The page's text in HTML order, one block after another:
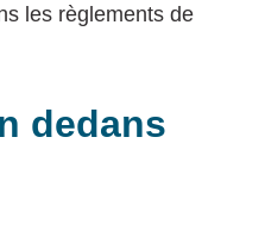
les règlements de
dedans